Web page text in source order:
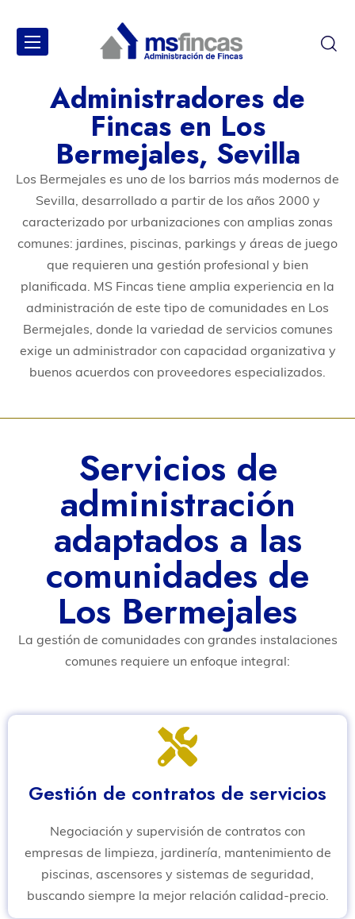
Administradores de
Fincas en Los
Bermejales, Sevilla
Los Bermejales es uno de los barrios más modernos de
Sevilla, desarrollado a partir de los años 2000 y
caracterizado por urbanizaciones con amplias zonas
comunes: jardines, piscinas, parkings y áreas de juego
que requieren una gestión profesional y bien
planificada. MS Fincas tiene amplia experiencia en la
administración de este tipo de comunidades en Los
Bermejales, donde la variedad de servicios comunes
exige un administrador con capacidad organizativa y
buenos acuerdos con proveedores especializados.
Servicios de
administración
adaptados a las
comunidades de
Los Bermejales
La gestión de comunidades con grandes instalaciones
comunes requiere un enfoque integral:
Gestión de contratos de servicios
Negociación y supervisión de contratos con
empresas de limpieza, jardinería, mantenimiento de
piscinas, ascensores y sistemas de seguridad,
buscando siempre la mejor relación calidad-precio.